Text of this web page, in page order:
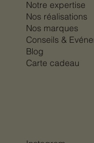
Notre expertise
Nos réalisations
Nos marques
Conseils &
Blog
Carte cadeau